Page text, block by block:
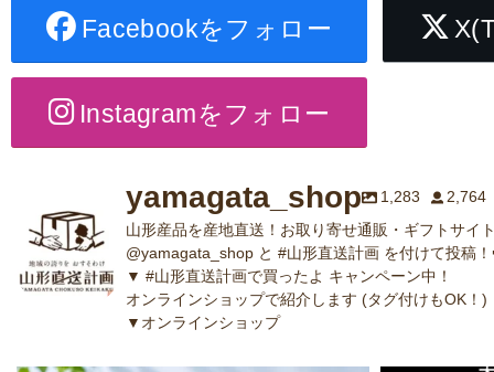
Facebookをフォロー
Instagramをフォロー
yamagata_shop 1,283
2,764
山形産品を産地直送！お取り寄せ通販・ギフトサイ
@yamagata_shop と #山形直送計画 を付けて投稿
▼ #山形直送計画で買ったよ キャンペーン中！
オンラインショップで紹介します (タグ付けもOK！)
▼オンラインショップ